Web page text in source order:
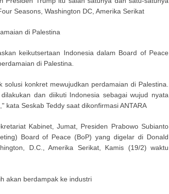
Seasons, Washington DC, Amerika Serikat
di Palestina
keikutsertaan Indonesia dalam Board of Peace
di Palestina.
konkret mewujudkan perdamaian di Palestina.
dan diikuti Indonesia sebagai wujud nyata
kata Seskab Teddy saat dikonfirmasi ANTARA
Kabinet, Jumat, Presiden Prabowo Subianto
Board of Peace (BoP) yang digelar di Donald
D.C., Amerika Serikat, Kamis (19/2) waktu
akan berdampak ke industri